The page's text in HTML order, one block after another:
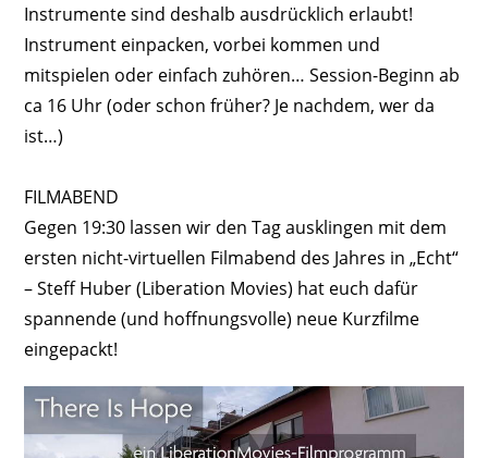
Instrumente sind deshalb ausdrücklich erlaubt!
Instrument einpacken, vorbei kommen und
mitspielen oder einfach zuhören… Session-Beginn ab
ca 16 Uhr (oder schon früher? Je nachdem, wer da
ist…)
FILMABEND
Gegen 19:30 lassen wir den Tag ausklingen mit dem
ersten nicht-virtuellen Filmabend des Jahres in „Echt“
– Steff Huber (Liberation Movies) hat euch dafür
spannende (und hoffnungsvolle) neue Kurzfilme
eingepackt!